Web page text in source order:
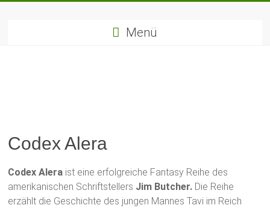
Menü
Codex Alera
Codex Alera ist eine erfolgreiche Fantasy Reihe des
amerikanischen Schriftstellers Jim Butcher. Die Reihe
erzählt die Geschichte des jungen Mannes Tavi im Reich